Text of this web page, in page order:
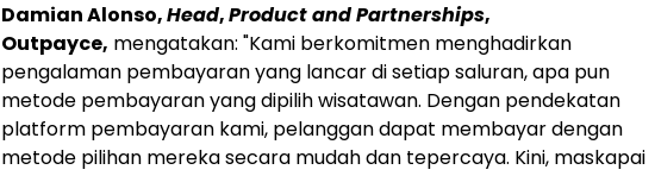
Damian Alonso,Head,Product and Partnerships,
Outpayce, mengatakan: "Kami berkomitmen menghadirkan
pengalaman pembayaran yang lancar di setiap saluran, apa pun
metode pembayaran yang dipilih wisatawan. Dengan pendekatan
platform pembayaran kami, pelanggan dapat membayar dengan
metode pilihan mereka secara mudah dan tepercaya. Kini, maskapai